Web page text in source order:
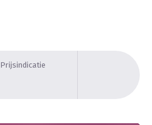
Prijsindicatie